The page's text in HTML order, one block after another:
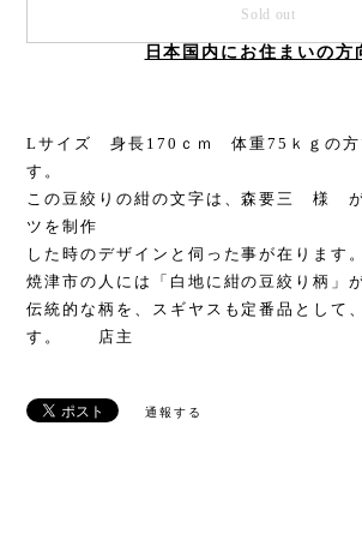
Sold out
日本国内にお住まいの方
Lサイズ 身長170ｃｍ 体重75ｋｇの方
す。
この豆絞りの紺の文字は、森要三 様 が
ツを制作
した時のデザインと伺った事が在ります。
焼津市の人には「白地に紺の豆絞り柄」
伝統的な柄を、スギヤスも定番品として
す。 店主
通報する